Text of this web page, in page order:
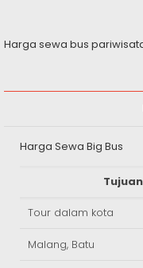
Harga sewa bus
Harga Sewa Big Bus
Tujuan
Tour dalam kota
Malang, Batu